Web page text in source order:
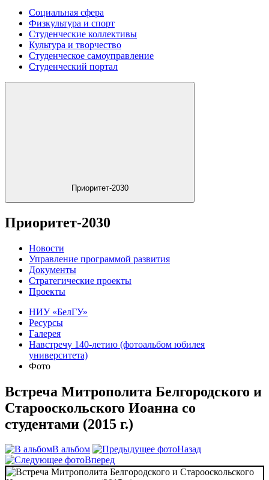
Социальная сфера
Физкультура и спорт
Студенческие коллективы
Культура и творчество
Студенческое самоуправление
Студенческий портал
Приоритет-2030
Приоритет-2030
Новости
Управление программой развития
Документы
Стратегические проекты
Проекты
НИУ «БелГУ»
Ресурсы
Галерея
Навстречу 140-летию (фотоальбом юбилея
университета)
Фото
Встреча Митрополита Белгородского и
Старооскольского Иоанна со
студентами (2015 г.)
В альбом
Назад
Вперед